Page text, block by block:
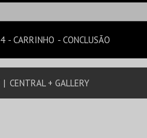
4 CARRINHO CONCLUSÃO
| CENTRAL + GALLERY